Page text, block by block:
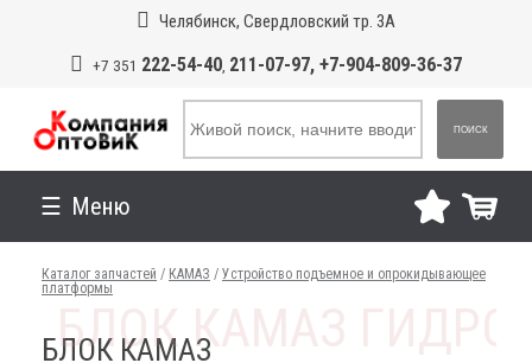
Челябинск, Свердловский тр. 3А
+7 351 222-54-40, 211-07-97, +7-904-809-36-37
ПОИСК
Меню
Каталог запчастей / КАМАЗ / Устройство подъемное и опрокидывающее
платформы
БЛОК КАМАЗ